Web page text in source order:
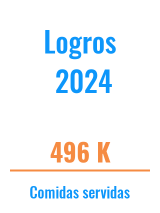
Logros
2024
496 K
Comidas servidas